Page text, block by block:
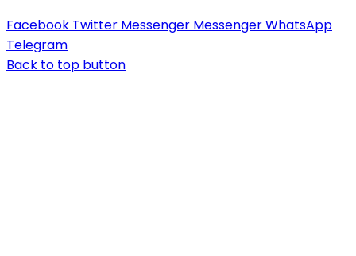
Facebook Twitter Messenger MessengerWhatsApp
Telegram
Back to top button